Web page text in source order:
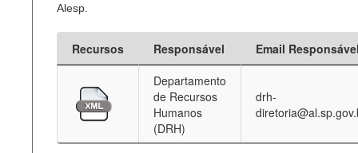
Catálogo de dados
Processo Legislativo
Administração
Legislação
Alesp.
Recursos Responsável
Email
Departamento
de Recursos
Humanos
(DRH)
drh-